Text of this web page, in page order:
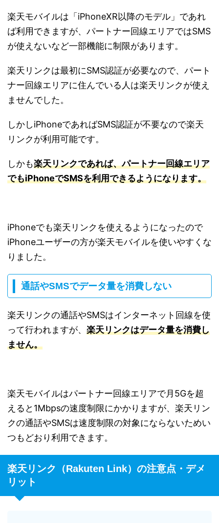
楽天モバイルは「iPhoneXR以降のモデル」であれ
ば利用できますが、パートナー回線エリアではSMS
が使えないなど一部機能に制限があります。
楽天リンクは最初にSMS認証が必要なので、パート
ナー回線エリアに住んでいる人は楽天リンクが使え
ませんでした。
しかしiPhoneであればSMS認証が不要なので楽天
リンクが利用可能です。
しかも楽天リンクであれば、パートナー回線エリア
でもiPhoneでSMSを利用できるようになります。
iPhoneでも楽天リンクを使えるようになったので
iPhoneユーザーの方が楽天モバイルを使いやすくな
りました。
通話やSMSでデータ量を消費しない
楽天リンクの通話やSMSはインターネット回線を使
って行われますが、 楽天リンクはデータ量を消費し
ません。
楽天モバイルはパートナー回線エリアで月5Gを超
えると1Mbpsの速度制限にかかりますが、楽天リン
クの通話やSMSは速度制限の対象にならないためい
つもどおり利用できます。
楽天リンク（Rakuten Link）の注意点・デメ
リット